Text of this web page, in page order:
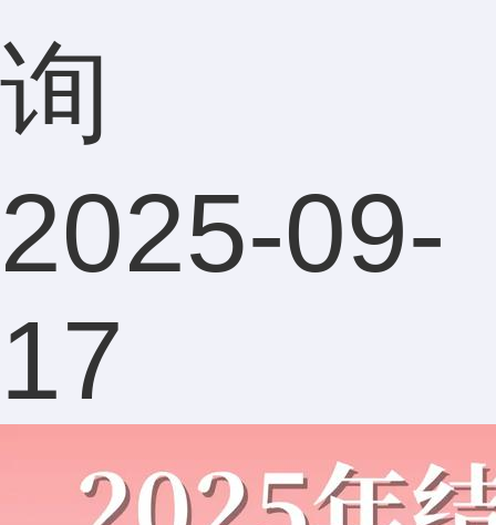
推荐！
钱先生
询
2025-09-
17